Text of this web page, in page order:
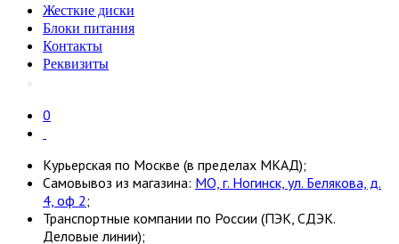
Жесткие диски
Блоки питания
Контакты
Реквизиты
0
Курьерская по Москве (в пределах МКАД);
Самовывоз из магазина: МО, г. Ногинск, ул. Белякова, д.
4, оф 2;
Транспортные компании по России (ПЭК, СДЭК.
Деловые линии);